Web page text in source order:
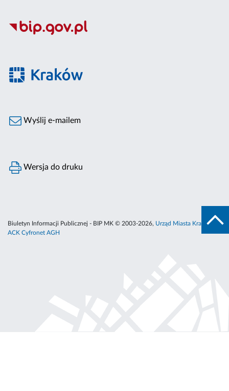
Wyślij e-mailem
Wersja do druku
Biuletyn Informacji Publicznej - BIP MK © 2003-2026, Urząd Miasta Krakowa
ACK Cyfronet AGH